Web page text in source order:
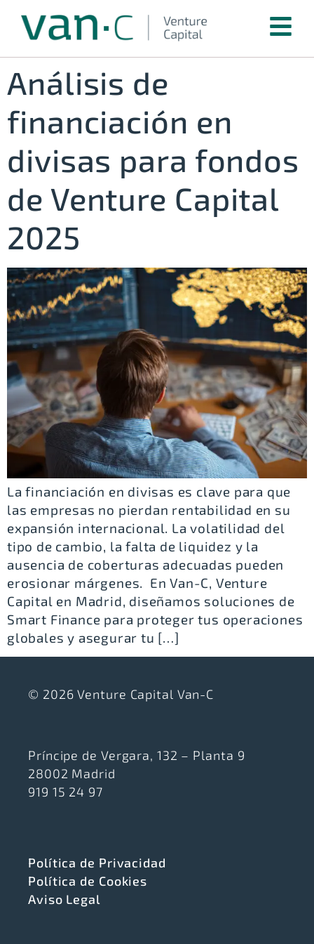
Análisis de
financiación en
divisas para fondos
de Venture Capital
2025
La financiación en divisas es clave para que
las empresas no pierdan rentabilidad en su
expansión internacional. La volatilidad del
tipo de cambio, la falta de liquidez y la
ausencia de coberturas adecuadas pueden
erosionar márgenes. En Van-C, Venture
Capital en Madrid, diseñamos soluciones de
Smart Finance para proteger tus operaciones
globales y asegurar tu […]
© 2026 Venture Capital Van-C
Príncipe de Vergara, 132 – Planta 9
28002 Madrid
919 15 24 97
Política de Privacidad
Política de Cookies
Aviso Legal